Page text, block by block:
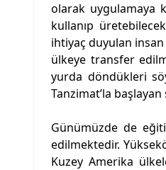
olarak uygulamaya
kullanıp
ihtiyaç duyulan
ülkeye transfer
yurda döndükleri
Tanzimat’la
Günümüzde de
edilmektedir.
Kuzey Amerika